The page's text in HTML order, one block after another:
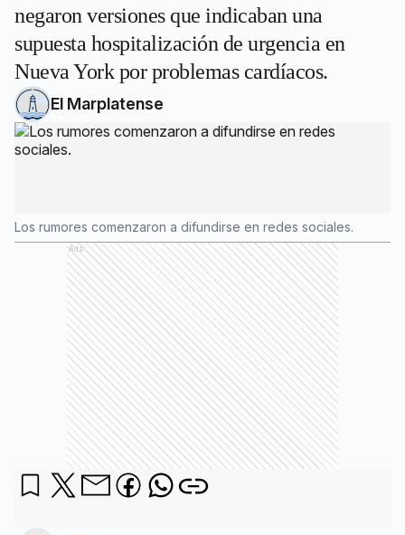
negaron versiones que indicaban una
supuesta hospitalización de urgencia en
Nueva York por problemas cardíacos.
El Marplatense
Los rumores comenzaron a difundirse en redes sociales.
Ads